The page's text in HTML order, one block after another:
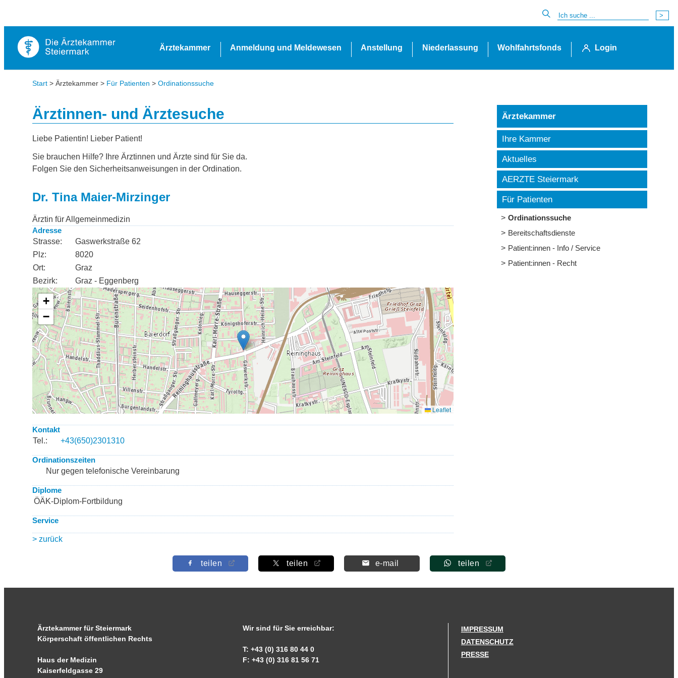
Ärztekammer Anmeldung und Meldewesen Anstellung Niederlassung Wohlfahrtsfonds Login
Start > Ärztekammer > Für Patienten > Ordinationssuche
Ärztinnen- und Ärztesuche
Liebe Patientin! Lieber Patient!
Sie brauchen Hilfe? Ihre Ärztinnen und Ärzte sind für Sie da.
Folgen Sie den Sicherheitsanweisungen in der Ordination.
Dr. Tina Maier-Mirzinger
Ärztin für Allgemeinmedizin
Adresse
Strasse:
Gaswerkstraße 62
Plz:
8020
Ort:
Graz
Bezirk:
Graz - Eggenberg
Kontakt
Tel.:
+43(650)2301310
Ordinationszeiten
Nur gegen telefonische Vereinbarung
Diplome
ÖÄK-Diplom-Fortbildung
Service
> zurück
Ärztekammer
Ihre Kammer
Aktuelles
AERZTE Steiermark
Für Patienten
Ordinationssuche
Bereitschaftsdienste
Patient:innen - Info / Service
Patient:innen - Recht
teilen teilen e-mail teilen
Ärztekammer für Steiermark
Körperschaft öffentlichen Rechts
Haus der Medizin
Kaiserfeldgasse 29
Wir sind für Sie erreichbar:
T: +43 (0) 316 80 44 0
F: +43 (0) 316 81 56 71
IMPRESSUM
DATENSCHUTZ
PRESSE